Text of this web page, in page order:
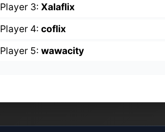
Player 3: Xalaflix
Player 4: coflix
Player 5: wawacity